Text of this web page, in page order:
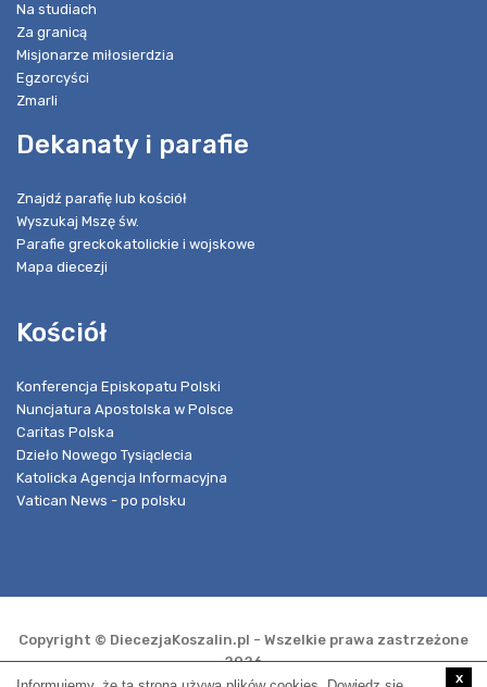
Na studiach
Za granicą
Misjonarze miłosierdzia
Egzorcyści
Zmarli
Dekanaty i parafie
Znajdź parafię lub kościół
Wyszukaj Mszę św.
Parafie greckokatolickie i wojskowe
Mapa diecezji
Kościół
Konferencja Episkopatu Polski
Nuncjatura Apostolska w Polsce
Caritas Polska
Dzieło Nowego Tysiąclecia
Katolicka Agencja Informacyjna
Vatican News - po polsku
Copyright © DiecezjaKoszalin.pl - Wszelkie prawa zastrzeżone
2026
x